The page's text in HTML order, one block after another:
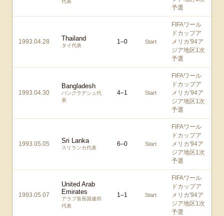
代表
予選
1993.04.28 Thailand
タイ代表
1–0 Start
FIFAワール
ドカップア
メリカ'94ア
ジア地区1次
予選
1993.04.30
Bangladesh
バングラデシュ代
表
4–1 Start
FIFAワール
ドカップア
メリカ'94ア
ジア地区1次
予選
1993.05.05 Sri Lanka
スリランカ代表
6–0 Start
FIFAワール
ドカップア
メリカ'94ア
ジア地区1次
予選
1993.05.07
United Arab
Emirates
アラブ首長国連邦
代表
1–1 Start
FIFAワール
ドカップア
メリカ'94ア
ジア地区1次
予選